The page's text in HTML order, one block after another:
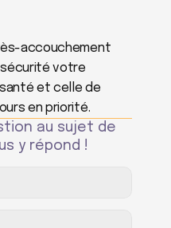
accouchement
votre
et celle de
en priorité.
au sujet de
y répond !